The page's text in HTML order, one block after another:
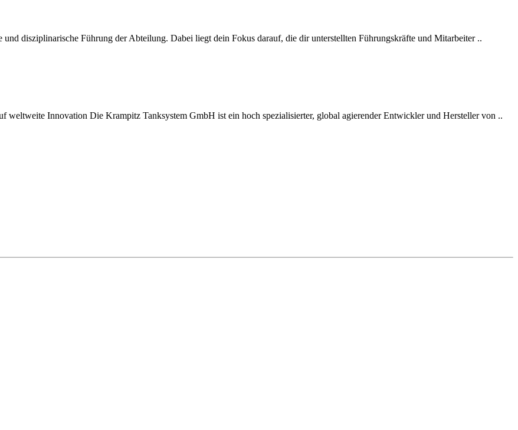
disziplinarische Führung der Abteilung. Dabei liegt dein Fokus darauf, die dir unterstellten Führungskräfte und Mitarbeiter ..
Innovation Die Krampitz Tanksystem GmbH ist ein hoch spezialisierter, global agierender Entwickler und Hersteller von ..